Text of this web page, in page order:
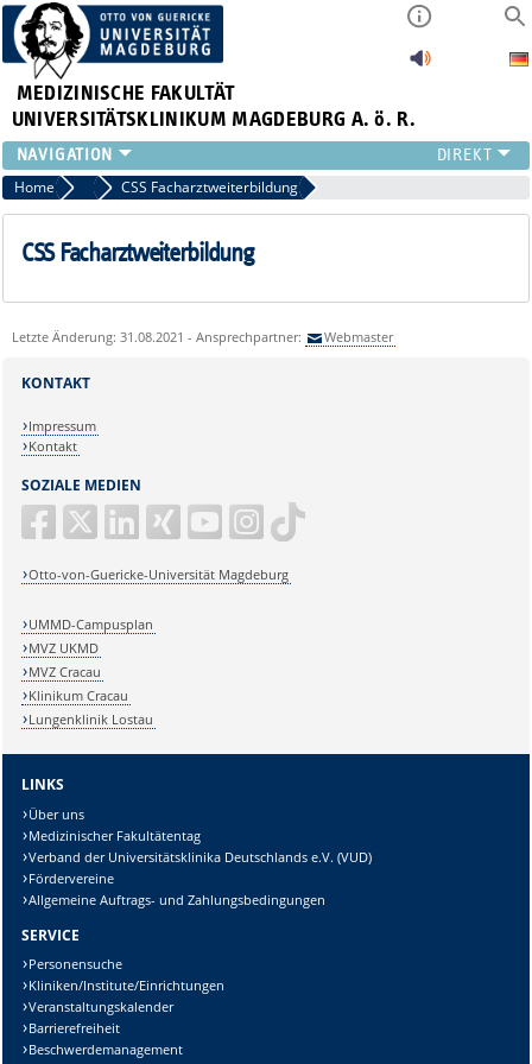
MEDIZINISCHE FAKULTÄT
UNIVERSITÄTSKLINIKUM MAGDEBURG A. ö. R.
INSTITUTE
KLINIKEN
ZENTRALE EINRICHTUNGEN
PRESSE
ÜBER UNS
INTRANET
Home Facharztweiterbildung
CSS Facharztweiterbildung
CSS Facharztweiterbildung
Letzte Änderung: 31.08.2021 - Ansprechpartner: Webmaster
SOZIALE MEDIEN
Otto-von-Guericke-Universität Magdeburg
KONTAKT
Impressum
Kontakt
UMMD-Campusplan
MVZ UKMD
MVZ Cracau
Klinikum Cracau
Lungenklinik Lostau
LINKS
Über uns
Medizinischer Fakultätentag
Verband der Universitätsklinika Deutschlands e.V. (VUD)
Fördervereine
Allgemeine Auftrags- und Zahlungsbedingungen
SERVICE
Personensuche
Kliniken/Institute/Einrichtungen
Veranstaltungskalender
Barrierefreiheit
Beschwerdemanagement